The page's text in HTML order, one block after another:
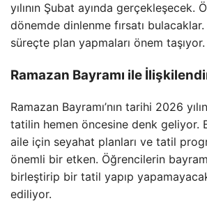
yılının Şubat ayında gerçekleşecek.
dönemde dinlenme fırsatı
süreçte plan yapmaları önem taşıyor.
Ramazan Bayramı ile
Ramazan Bayramı’nın tarihi 2026
tatilin hemen öncesine denk geliyor.
aile için seyahat planları ve tatil
önemli bir etken. Öğrencilerin
birleştirip bir tatil yapıp
ediliyor.